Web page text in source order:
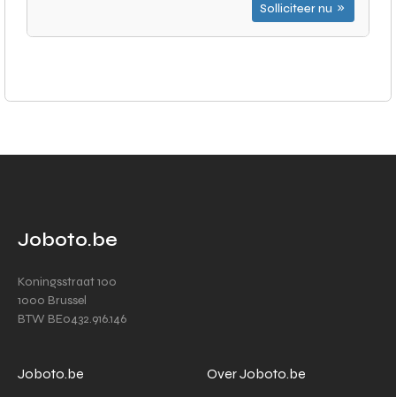
Solliciteer nu
Joboto.be
Koningsstraat 100
1000 Brussel
BTW BE0432.916.146
Joboto.be Over Joboto.be